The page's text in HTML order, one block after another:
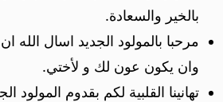
بالخير والسعادة.
مرحبا بالمولود الجديد اسال الله
وان يكون عون لك و لأختي.
تهانينا القلبية لكم بقدوم المولود